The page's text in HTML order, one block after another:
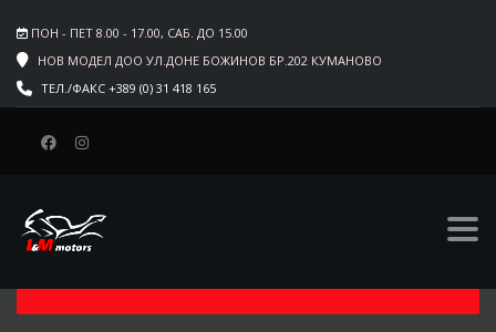
ПОН - ПЕТ 8.00 - 17.00, САБ. ДО 15.00
НОВ МОДЕЛ ДОО УЛ.ДОНЕ БОЖИНОВ БР.202 КУМАНОВО
ТЕЛ./ФАКС +389 (0) 31 418 165